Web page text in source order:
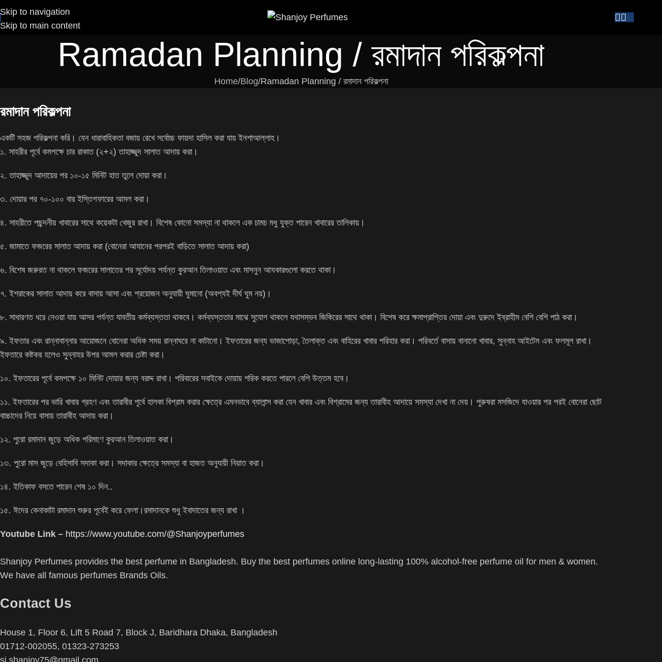
Skip to navigation
Skip to main content
Ramadan Planning / রমাদান পরিকল্পনা
Home Blog Ramadan Planning / রমাদান পরিকল্পনা
রমাদান পরিকল্পনা
একটি সহজ পরিকল্পনা করি। যেন ধারাবাহিকতা বজায় রেখে সর্বোচ্চ ফায়দা হাসিল করা যায় ইনশাআল্লাহ।
১. সাহরীর পূর্বে কমপক্ষে চার রাকাত (২+২) তাহাজ্জুদ সালাত আদায় করা।
২.তাহাজ্জুদ আদায়ের পর ১০-১৫ মিনিট হাত তুলে দোয়া করা।
৩. দোয়ার পর ৭০-১০০ বার ইস্তিগফারের আমল করা।
৪. সাহরীতে পছন্দনীয় খাবারের সাথে কয়েকটা খেজুর রাখা। বিশেষ কোনো সমস্যা না থাকলে এক চামচ মধু যুক্ত পারেন খাবারের তালিকায়।
৫. জামাতে ফজরের সালাত আদায় করা (বোনেরা আযানের পরপরই বাড়িতে সালাত আদায় করা)
৬. বিশেষ জরুরত না থাকলে ফজরের সালাতের পর সূর্যোদয় পর্যন্ত কুরআন তিলাওয়াত এবং মাসনুন আযকারগুলো করতে থাকা।
৭. ইশরাকের সালাত আদায় করে বাসায় আসা এবং প্রয়োজন অনুযায়ী ঘুমানো (অবশ্যই দীর্ঘ ঘুম নয়)।
৮. সাধারণত ধরে নেওয়া যায় আসর পর্যন্ত যাবতীয় কর্মব্যস্ততা থাকবে। কর্মব্যস্ততার মাঝে সুযোগ থাকলে যথাসম্ভব জিকিরের সাথে থাকা। বিশেষ করে ক্ষমাপ্রাপ্তির দোয়া এবং দুরুদে ইব্রাহীম বেশি বেশি পাঠ করা।
৯. ইফতার এবং রান্নাবান্নার আয়োজনে বোনেরা অধিক সময় রান্নাঘরে না কাটানো। ইফতারের জন্য ভাজাপোড়া, তৈলাক্ত এবং বাহিরের খাবার পরিহার করা। পরিবর্তে বাসায় বানানো খাবার, সুন্নাহ আইটেম এবং ফলমূল রাখা।
ইফতারে কষ্টকর হলেও সুন্নাহর উপর আমল করার চেষ্টা করা।
১০. ইফতারের পূর্বে কমপক্ষে ১০ মিনিট দোয়ার জন্য বরাদ্দ রাখা। পরিবারের সবাইকে দোয়ায় শরিক করতে পারলে বেশি উত্তম হবে।
১১. ইফতারের পর ভারি খাবার গ্রহণ এবং তারাবীর পূর্বে হালকা বিশ্রাম করার ক্ষেত্রে এমনভাবে ব্যালান্স করা যেন খাবার এবং বিশ্রামের জন্য তারাবীহ আদায়ে সমস্যা দেখা না দেয়। পুরুষরা মসজিদে যাওয়ার পর পরই বোনেরা ছোট
বাচ্চাদের নিয়ে বাসায় তারাবীহ আদায় করা।
১২. পুরো রমাদান জুড়ে অধিক পরিমাণে কুরআন তিলাওয়াত করা।
১৩. পুরো মাস জুড়ে বেহিসাবি সদাকা করা। সদাকার ক্ষেত্রে সমস্যা বা হাজত অনুযায়ী নিয়াত করা।
১৪. ইতিকাফ বসতে পারেন শেষ ১০ দিন..
১৫. ঈদের কেনাকাটা রমাদান শুরুর পূর্বেই করে ফেলা।রমাদানকে শুধু ইবাদাতের জন্য রাখা ।
Youtube Link – https://www.youtube.com/@Shanjoyperfumes
Shanjoy Perfumes provides the best perfume in Bangladesh. Buy the best perfumes online long-lasting 100% alcohol-free perfume oil for men & women.
We have all famous perfumes Brands Oils.
Contact Us
House 1, Floor 6, Lift 5 Road 7, Block J, Baridhara Dhaka, Bangladesh
01712-002055, 01323-273253
sj.shanjoy75@gmail.com